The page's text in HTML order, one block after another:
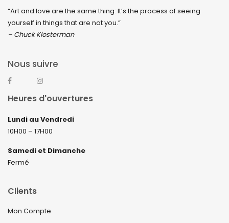
août 2022
juillet 2022
mai 2022
avril 2022
mars 2022
février 2022
novembre 2021
août 2021
juillet 2021
“Art and love are the same thing: It’s the process of seeing
yourself in things that are not you.”
– Chuck Klosterman
Nous suivre
Heures d'ouvertures
Lundi au Vendredi
10H00 – 17H00
Samedi et Dimanche
Fermé
Clients
Mon Compte